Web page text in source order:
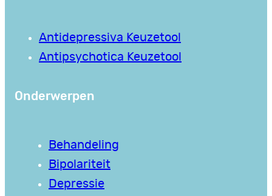
Antidepressiva Keuzetool
Antipsychotica Keuzetool
Onderwerpen
Behandeling
Bipolariteit
Depressie